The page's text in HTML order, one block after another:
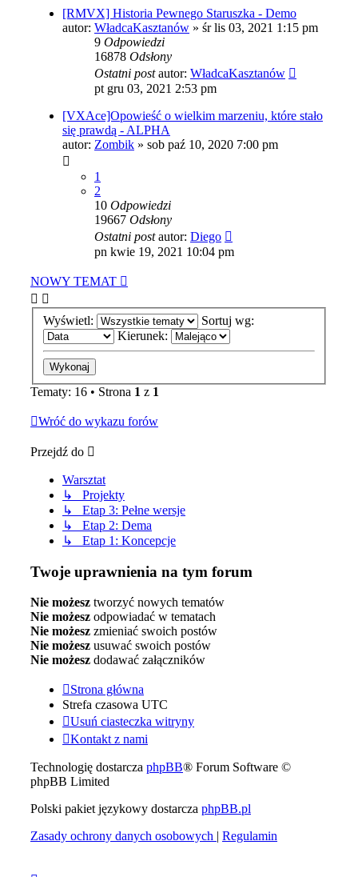
[RMVX] Historia Pewnego Staruszka - Demo
autor: WładcaKasztanów » śr lis 03, 2021 1:15 pm
9 Odpowiedzi
16878 Odsłony
Ostatni postautor: WładcaKasztanów
pt gru 03, 2021 2:53 pm
[VXAce]Opowieść o wielkim marzeniu, które stało
się prawdą - ALPHA
autor: Zombik » sob paź 10, 2020 7:00 pm
1
2
10 Odpowiedzi
19667 Odsłony
Ostatni postautor: Diego
pn kwie 19, 2021 10:04 pm
NOWY TEMAT
Wyświetl:
Sortuj wg:
Kierunek:
Tematy: 16 • Strona 1 z 1
Wróć do wykazu forów
Przejdź do
Warsztat
↳ Projekty
↳ Etap 3: Pełne wersje
↳ Etap 2: Dema
↳ Etap 1: Koncepcje
Twoje uprawnienia na tym forum
Nie możesz tworzyć nowych tematów
Nie możesz odpowiadać w tematach
Nie możesz zmieniać swoich postów
Nie możesz usuwać swoich postów
Nie możesz dodawać załączników
Strona główna
Strefa czasowa UTC
Usuń ciasteczka witryny
Kontakt z nami
Technologię dostarcza phpBB® Forum Software ©
phpBB Limited
Polski pakiet językowy dostarcza phpBB.pl
Zasady ochrony danych osobowych | Regulamin